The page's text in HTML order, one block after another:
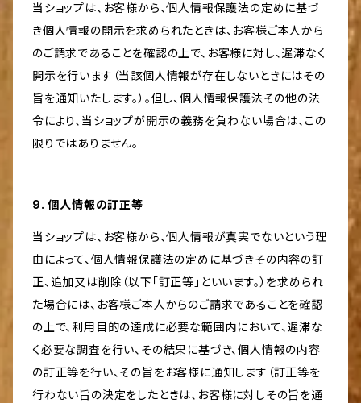
当ショップは、お客様から、個人情報保護法の定めに基づ
き個人情報の開示を求められたときは、お客様ご本人から
のご請求であることを確認の上で、お客様に対し、遅滞なく
開示を行います（当該個人情報が存在しないときにはその
旨を通知いたします。）。但し、個人情報保護法その他の法
令により、当ショップが開示の義務を負わない場合は、この
限りではありません。
9. 個人情報の訂正等
当ショップは、お客様から、個人情報が真実でないという理
由によって、個人情報保護法の定めに基づきその内容の訂
正、追加又は削除（以下「訂正等」といいます。）を求められ
た場合には、お客様ご本人からのご請求であることを確認
の上で、利用目的の達成に必要な範囲内において、遅滞な
く必要な調査を行い、その結果に基づき、個人情報の内容
の訂正等を行い、その旨をお客様に通知します（訂正等を
行わない旨の決定をしたときは、お客様に対しその旨を通